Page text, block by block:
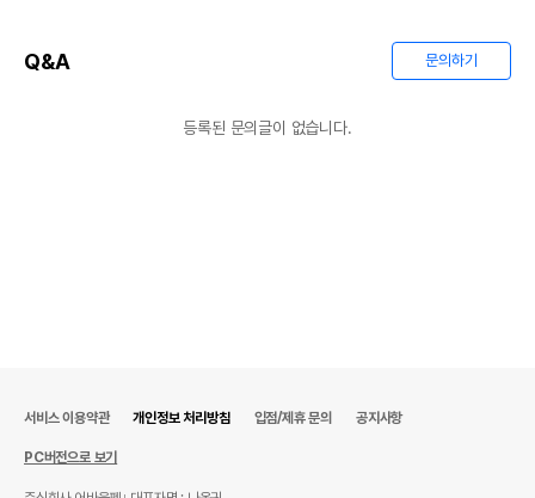
Q&A 문의하기
등록된 문의글이 없습니다.
서비스 이용약관 개인정보 처리방침 입점/제휴 문의 공지사항
PC버전으로 보기